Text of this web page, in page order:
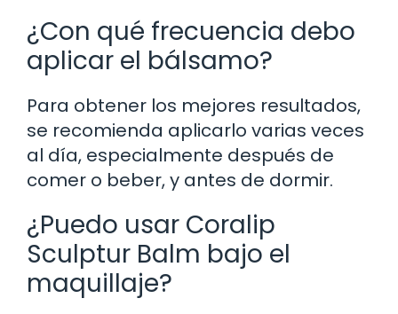
¿Con qué frecuencia debo
aplicar el bálsamo?
Para obtener los mejores resultados,
se recomienda aplicarlo varias veces
al día, especialmente después de
comer o beber, y antes de dormir.
¿Puedo usar Coralip
Sculptur Balm bajo el
maquillaje?